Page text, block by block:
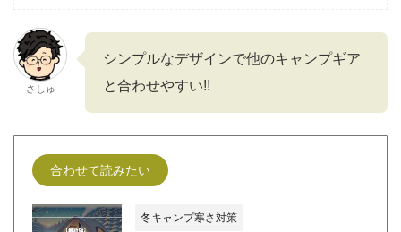
さしゅ
シンプルなデザインで他のキャンプギア
と合わせやすい!!
合わせて読みたい
冬キャンプ寒さ対策